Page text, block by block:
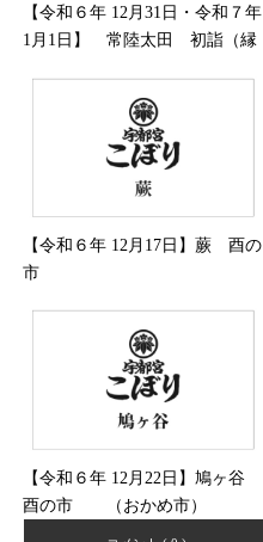
【令和６年 12月31日・令和７年
1月1日】 常陸太田 初詣（縁
【令和６年 12月17日】蕨 酉の
市
【令和６年 12月22日】鳩ヶ谷
酉の市 （おかめ市）